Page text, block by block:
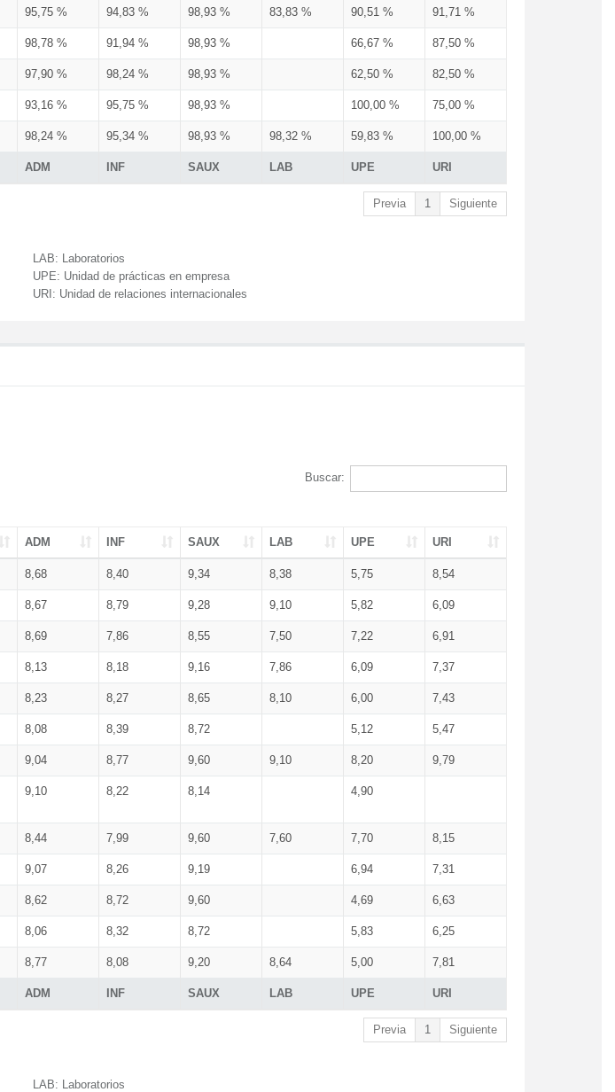
ADM INF SAUX LAB UPE URI
95,75 % 94,83 % 98,93 % 83,83 % 90,51 % 91,71 %
98,78 % 91,94 % 98,93 % 66,67 % 87,50 %
97,90 % 98,24 % 98,93 % 62,50 % 82,50 %
93,16 % 95,75 % 98,93 % 100,00 % 75,00 %
98,24 % 95,34 % 98,93 % 98,32 % 59,83 % 100,00 %
Previa 1 Siguiente
LAB: Laboratorios
UPE: Unidad de prácticas en empresa
URI: Unidad de relaciones internacionales
Buscar:
ADM INF SAUX LAB UPE URI
ADM INF SAUX LAB UPE URI
8,68 8,40 9,34 8,38 5,75 8,54
8,67 8,79 9,28 9,10 5,82 6,09
8,69 7,86 8,55 7,50 7,22 6,91
8,13 8,18 9,16 7,86 6,09 7,37
8,23 8,27 8,65 8,10 6,00 7,43
8,08 8,39 8,72 5,12 5,47
9,04 8,77 9,60 9,10 8,20 9,79
9,10 8,22 8,14 4,90
8,44 7,99 9,60 7,60 7,70 8,15
9,07 8,26 9,19 6,94 7,31
8,62 8,72 9,60 4,69 6,63
8,06 8,32 8,72 5,83 6,25
8,77 8,08 9,20 8,64 5,00 7,81
Previa 1 Siguiente
LAB: Laboratorios